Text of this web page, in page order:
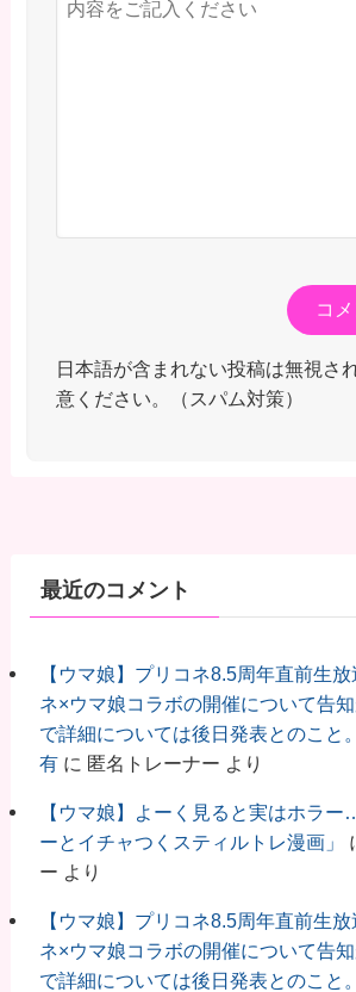
日本語が含まれない投稿は無視さ
意ください。（スパム対策）
最近のコメント
【ウマ娘】プリコネ8.5周年直前生
ネ×ウマ娘コラボの開催について告
で詳細については後日発表とのこと
有に 匿名トレーナー より
【ウマ娘】よーく見ると実はホラ
ーとイチャつくスティルトレ漫画」
ー より
【ウマ娘】プリコネ8.5周年直前生
ネ×ウマ娘コラボの開催について告
で詳細については後日発表とのこと